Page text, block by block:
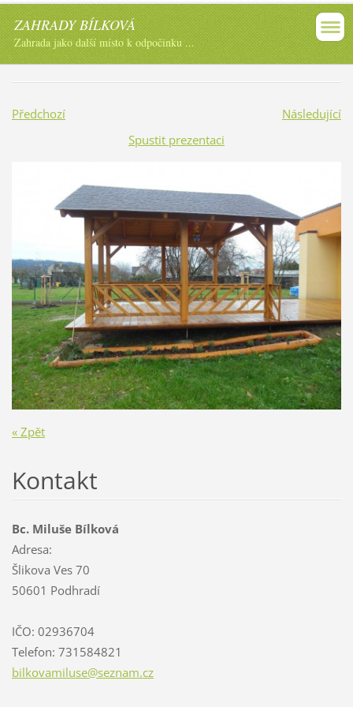
ZAHRADY BÍLKOVÁ
Zahrada jako další místo k odpočinku ...
Předchozí
Následující
Spustit prezentaci
« Zpět
Kontakt
Bc. Miluše Bílková
Adresa:
Šlikova Ves 70
50601 Podhradí
IČO: 02936704
Telefon: 731584821
bilkovamiluse@seznam.cz